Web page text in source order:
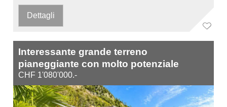
Dettagli
Interessante grande terreno
pianeggiante con molto potenziale
CHF 1'080'000.-